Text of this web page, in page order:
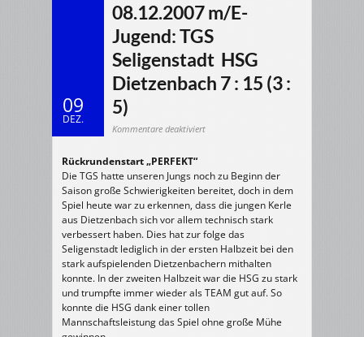
09
DEZ.
08.12.2007 m/E-
Jugend: TGS
Seligenstadt  HSG
Dietzenbach 7 : 15 (3 :
5)
Kommentare deaktiviertfür
HSG
Dietzenbach
7
:
15
(3
:
5)
Rückrundenstart „PERFEKT“
Die TGS hatte unseren Jungs noch zu Beginn der
Saison große Schwierigkeiten bereitet, doch in dem
Spiel heute war zu erkennen, dass die jungen Kerle
aus Dietzenbach sich vor allem technisch stark
verbessert haben. Dies hat zur folge das
Seligenstadt lediglich in der ersten Halbzeit bei den
stark aufspielenden Dietzenbachern mithalten
konnte. In der zweiten Halbzeit war die HSG zu stark
und trumpfte immer wieder als TEAM gut auf. So
konnte die HSG dank einer tollen
Mannschaftsleistung das Spiel ohne große Mühe